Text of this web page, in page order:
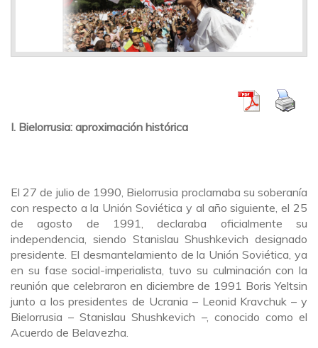
I. Bielorrusia: aproximación histórica
El 27 de julio de 1990, Bielorrusia proclamaba su soberanía
con respecto a la Unión Soviética y al año siguiente, el 25
de agosto de 1991, declaraba oficialmente su
independencia, siendo Stanislau Shushkevich designado
presidente. El desmantelamiento de la Unión Soviética, ya
en su fase social-imperialista, tuvo su culminación con la
reunión que celebraron en diciembre de 1991 Boris Yeltsin
junto a los presidentes de Ucrania – Leonid Kravchuk – y
Bielorrusia – Stanislau Shushkevich –, conocido como el
Acuerdo de Belavezha.